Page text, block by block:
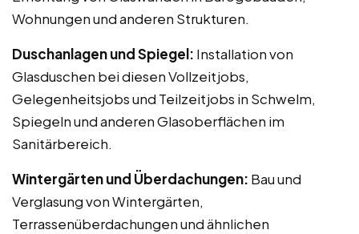
Wohnungen und anderen Strukturen.
Duschanlagen und Spiegel: Installation von
Glasduschen bei diesen Vollzeitjobs,
Gelegenheitsjobs und Teilzeitjobs in Schwelm,
Spiegeln und anderen Glasoberflächen im
Sanitärbereich.
Wintergärten und Überdachungen: Bau und
Verglasung von Wintergärten,
Terrassenüberdachungen und ähnlichen